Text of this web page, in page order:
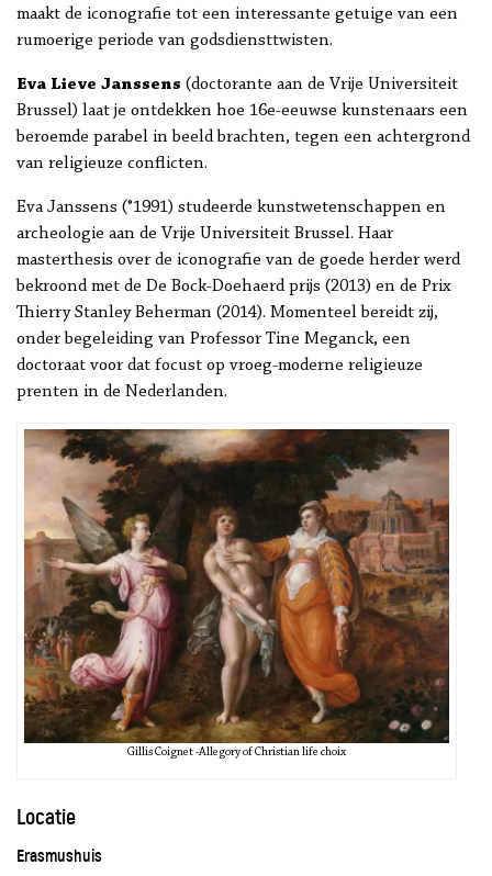
maakt de iconografie tot een interessante getuige van een
rumoerige periode van godsdiensttwisten.
Eva Lieve Janssens (doctorante aan de Vrije Universiteit
Brussel) laat je ontdekken hoe 16e-eeuwse kunstenaars een
beroemde parabel in beeld brachten, tegen een achtergrond
van religieuze conflicten.
Eva Janssens (°1991) studeerde kunstwetenschappen en
archeologie aan de Vrije Universiteit Brussel. Haar
masterthesis over de iconografie van de goede herder werd
bekroond met de De Bock-Doehaerd prijs (2013) en de Prix
Thierry Stanley Beherman (2014). Momenteel bereidt zij,
onder begeleiding van Professor Tine Meganck, een
doctoraat voor dat focust op vroeg-moderne religieuze
prenten in de Nederlanden.
Gillis Coignet -Allegory of Christian life choix
Locatie
Erasmushuis